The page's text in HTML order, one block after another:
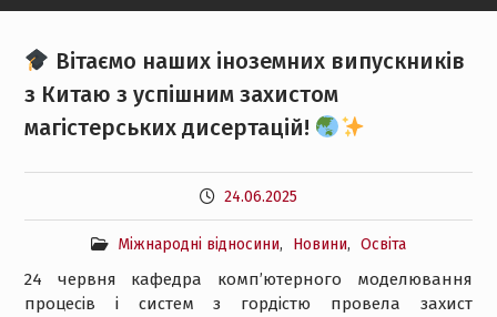
Вітаємо наших іноземних випускників
з Китаю з успішним захистом
магістерських дисертацій!
24.06.2025
Міжнародні відносини, Новини, Освіта
24 червня кафедра комп’ютерного моделювання
процесів і систем з гордістю провела захист